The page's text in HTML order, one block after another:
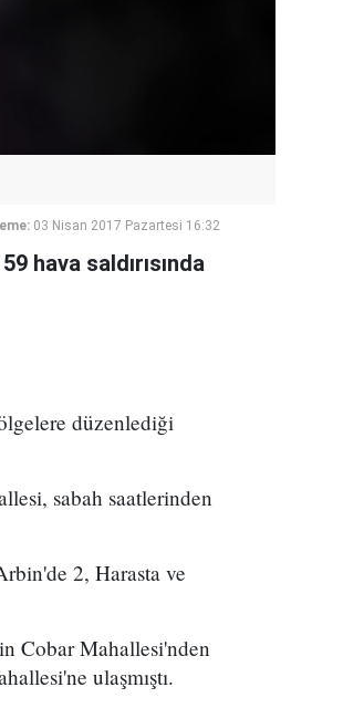
03 Nisan 2017 Pazartesi 16:32
hava saldırısında
düzenlediği
sabah saatlerinden
2, Harasta ve
Cobar Mahallesi'nden
ulaşmıştı.